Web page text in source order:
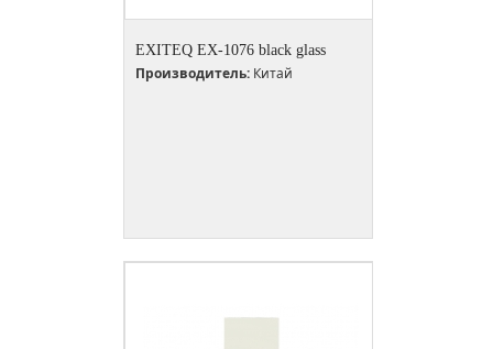
EXITEQ EX-1076 black glass
Производитель: Китай